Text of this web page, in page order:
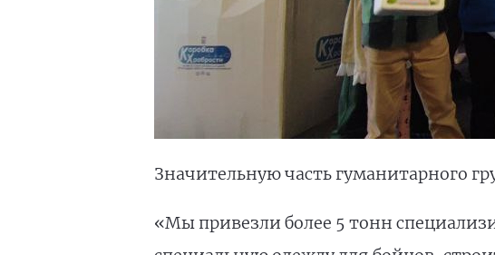
Значительную часть гуманитарного
«Мы привезли более 5 тонн